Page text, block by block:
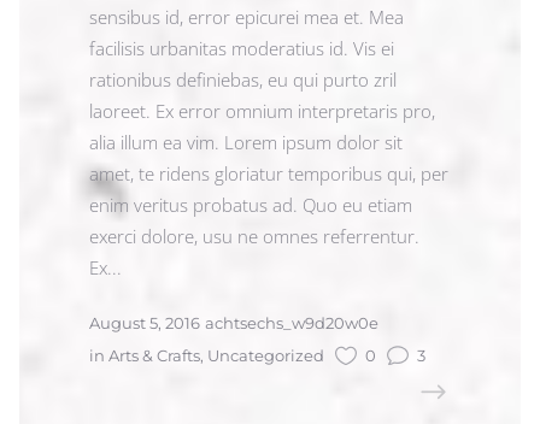
sensibus id, error epicurei mea et. Mea
facilisis urbanitas moderatius id. Vis ei
rationibus definiebas, eu qui purto zril
laoreet. Ex error omnium interpretaris pro,
alia illum ea vim. Lorem ipsum dolor sit
amet, te ridens gloriatur temporibus qui, per
enim veritus probatus ad. Quo eu etiam
exerci dolore, usu ne omnes referrentur.
Ex...
August 5, 2016 achtsechs_w9d20w0e
in Arts & Crafts, Uncategorized 0 3